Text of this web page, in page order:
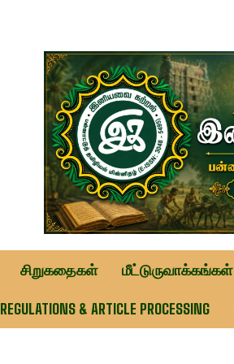
சிறுகதைகள் மீட்டுருவாக்கங்கள்
REGULATIONS & ARTICLE PROCESSING